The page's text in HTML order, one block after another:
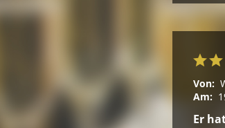
Von:
Am:
Er